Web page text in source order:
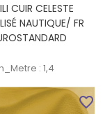
CUIR CELESTE
NAUTIQUE/ FR
: 1,4
favorite_border